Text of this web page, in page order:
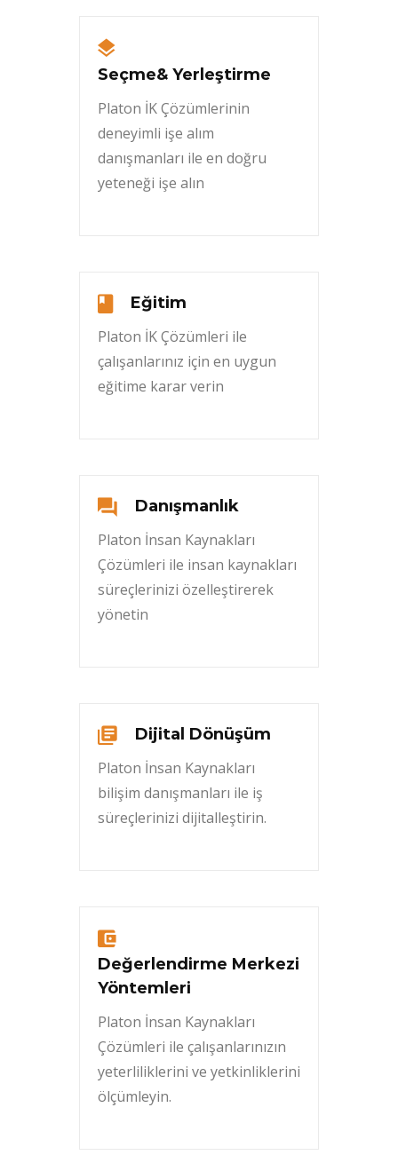
Seçme& Yerleştirme
Platon İK Çözümlerinin
deneyimli işe alım
danışmanları ile en doğru
yeteneği işe alın
Eğitim
Platon İK Çözümleri ile
çalışanlarınız için en uygun
eğitime karar verin
Danışmanlık
Platon İnsan Kaynakları
Çözümleri ile insan kaynakları
süreçlerinizi özelleştirerek
yönetin
Dijital Dönüşüm
Platon İnsan Kaynakları
bilişim danışmanları ile iş
süreçlerinizi dijitalleştirin.
Değerlendirme Merkezi
Yöntemleri
Platon İnsan Kaynakları
Çözümleri ile çalışanlarınızın
yeterliliklerini ve yetkinliklerini
ölçümleyin.